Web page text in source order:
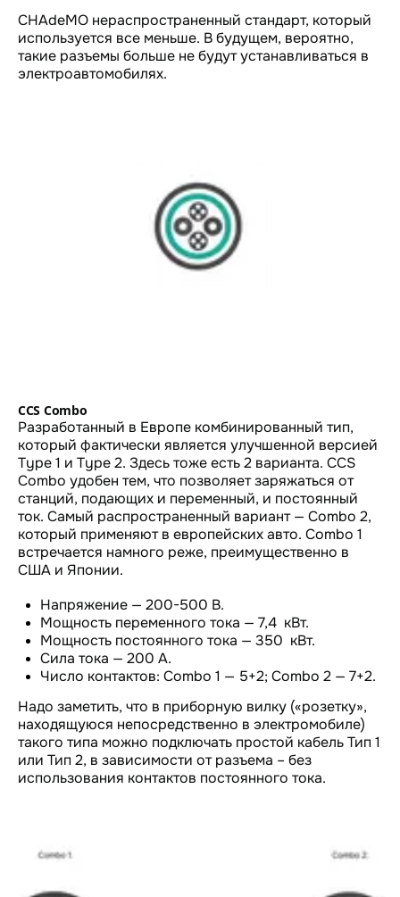
CHAdeMO нераспространенный стандарт, который
используется все меньше. В будущем, вероятно,
такие разъемы больше не будут устанавливаться в
электроавтомобилях.
CCS Combo
Разработанный в Европе комбинированный тип,
который фактически является улучшенной версией
Type 1 и Type 2. Здесь тоже есть 2 варианта. CCS
Combo удобен тем, что позволяет заряжаться от
станций, подающих и переменный, и постоянный
ток. Самый распространенный вариант — Combo 2,
который применяют в европейских авто. Combo 1
встречается намного реже, преимущественно в
США и Японии.
Напряжение — 200-500 В.
Мощность переменного тока — 7,4 кВт.
Мощность постоянного тока — 350 кВт.
Сила тока — 200 А.
Число контактов: Combo 1 — 5+2; Combo 2 — 7+2.
Надо заметить, что в приборную вилку («розетку»,
находящуюся непосредственно в электромобиле)
такого типа можно подключать простой кабель Тип 1
или Тип 2, в зависимости от разъема – без
использования контактов постоянного тока.